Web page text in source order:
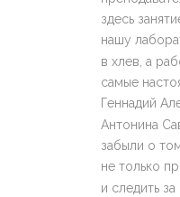
здесь
нашу
в хлев, а
самые
Геннадий
Антонина
забыли о
не только
и следить